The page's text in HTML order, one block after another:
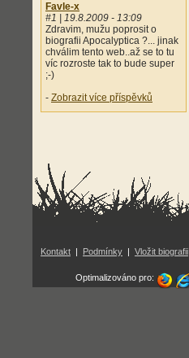
Favle-x
#1 | 19.8.2009 - 13:09
Zdravim, mužu poprosit o
biografii Apocalyptica ?... jinak
chválim tento web..až se to tu
víc rozroste tak to bude super
;-)
- Zobrazit více příspěvků
Kontakt | Podmínky | Vložit biografii
Optimalizováno pro: